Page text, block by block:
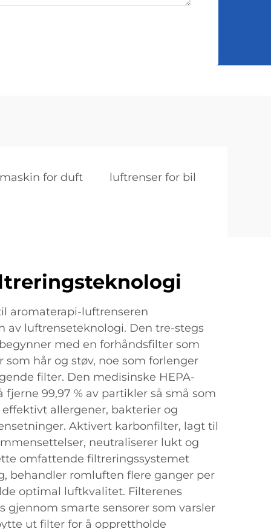
for duft luftrenser for bil
aromaterapi-luftrenseren
av luftrenseteknologi. Den tre-stegs
med en forhåndsfilter som
hår og støv, noe som forlenger
filter. Den medisinske HEPA-
99,97 % av partikler så små som
allergener, bakterier og
Aktivert karbonfilter, lagt til
neutraliserer lukt og
omfattende filtreringssystemet
behandler romluften flere ganger per
optimal luftkvalitet. Filterenes
gjennom smarte sensorer som varsler
ut filter for å opprettholde